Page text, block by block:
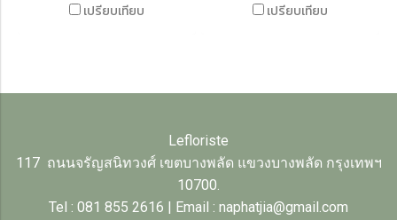
เปรียบเทียบ
เปรียบเทียบ
Lefloriste
117 ถนนจรัญสนิทวงศ์ เขตบางพลัด แขวงบางพลัด กรุงเทพฯ
10700.
Tel : 081 855 2616 | Email : naphatjia@gmail.com